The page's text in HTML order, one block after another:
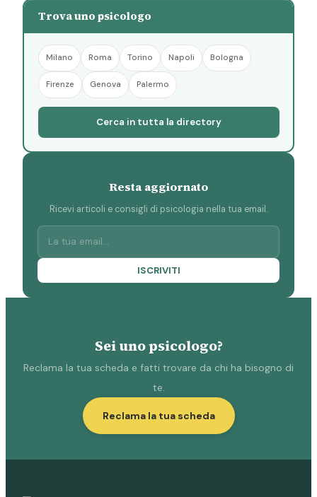
Trova uno psicologo
Milano Roma Torino Napoli Bologna
Firenze Genova Palermo
Cerca in tutta la directory
Resta aggiornato
Ricevi articoli e consigli di psicologia nella tua email.
ISCRIVITI
Sei uno psicologo?
Reclama la tua scheda e fatti trovare da chi ha bisogno di
te.
Reclama la tua scheda